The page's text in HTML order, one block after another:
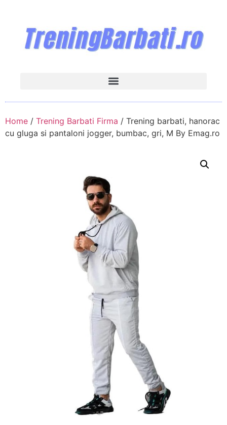
Home / Trening Barbati Firma / Trening barbati, hanorac
cu gluga si pantaloni jogger, bumbac, gri, M By Emag.ro